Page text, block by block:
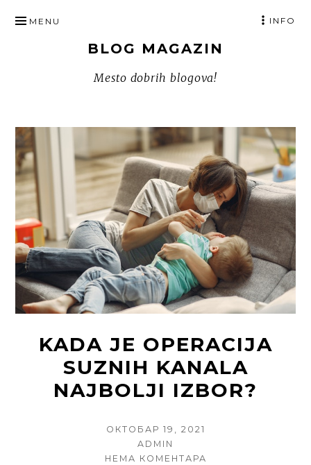
TO
BLOG MAGAZIN
Mesto dobrih blogova!
MENU INFO
KADA JE OPERACIJA
SUZNIH KANALA
NAJBOLJI IZBOR?
POSTED
ОКТОБАР 19, 2021
AUTHOR
ADMIN
НЕМА КОМЕНТАРА